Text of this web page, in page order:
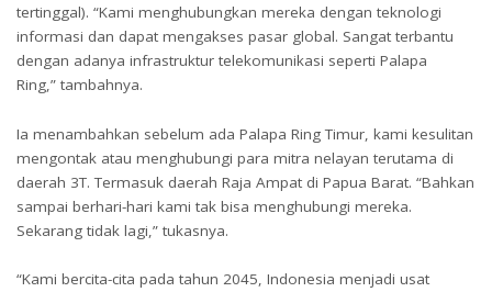
tertinggal). “Kami menghubungkan mereka dengan teknologi
informasi dan dapat mengakses pasar global. Sangat terbantu
dengan adanya infrastruktur telekomunikasi seperti Palapa
Ring,” tambahnya.
Ia menambahkan sebelum ada Palapa Ring Timur, kami kesulitan
mengontak atau menghubungi para mitra nelayan terutama di
daerah 3T. Termasuk daerah Raja Ampat di Papua Barat. “Bahkan
sampai berhari-hari kami tak bisa menghubungi mereka.
Sekarang tidak lagi,” tukasnya.
“Kami bercita-cita pada tahun 2045, Indonesia menjadi usat